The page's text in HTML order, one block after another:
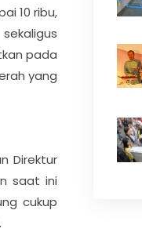
10 ribu,
pada
yang
Direktur
saat ini
cukup